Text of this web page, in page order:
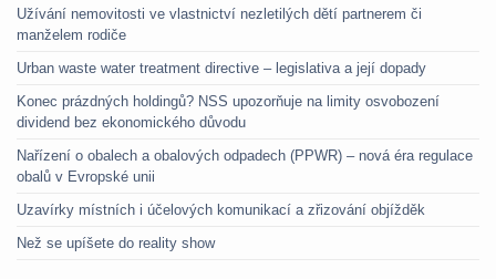
Užívání nemovitosti ve vlastnictví nezletilých dětí partnerem či
manželem rodiče
Urban waste water treatment directive – legislativa a její dopady
Konec prázdných holdingů? NSS upozorňuje na limity osvobození
dividend bez ekonomického důvodu
Nařízení o obalech a obalových odpadech (PPWR) – nová éra regulace
obalů v Evropské unii
Uzavírky místních i účelových komunikací a zřizování objížděk
Než se upíšete do reality show